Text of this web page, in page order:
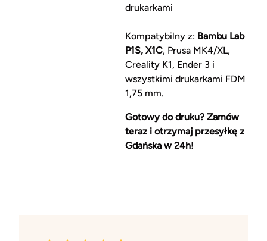
drukarkami
Kompatybilny z: Bambu Lab
P1S, X1C, Prusa MK4/XL,
Creality K1, Ender 3 i
wszystkimi drukarkami FDM
1,75 mm.
Gotowy do druku? Zamów
teraz i otrzymaj przesyłkę z
Gdańska w 24h!